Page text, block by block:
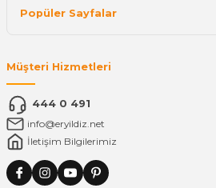
Popüler Sayfalar
Müşteri Hizmetleri
444 0 491
info@eryildiz.net
İletişim Bilgilerimiz